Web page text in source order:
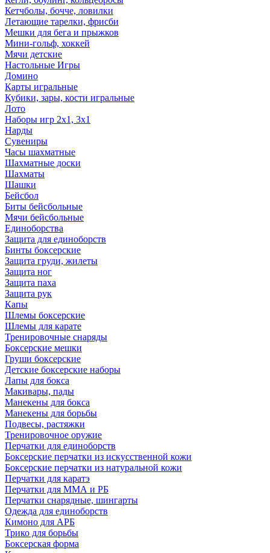
Кетчболы, бочче, ловилки
Летающие тарелки, фрисби
Мешки для бега и прыжков
Мини-гольф, хоккей
Мячи детские
Настольные Игры
Домино
Карты игральные
Кубики, зары, кости игральные
Лото
Наборы игр 2х1, 3х1
Нарды
Сувениры
Часы шахматные
Шахматные доски
Шахматы
Шашки
Бейсбол
Биты бейсбольные
Мячи бейсбольные
Единоборства
Защита для единоборств
Бинты боксерские
Защита груди, жилеты
Защита ног
Защита паха
Защита рук
Капы
Шлемы боксерские
Шлемы для карате
Тренировочные снаряды
Боксерские мешки
Груши боксерские
Детские боксерские наборы
Лапы для бокса
Макивары, пады
Манекены для бокса
Манекены для борьбы
Подвесы, растяжки
Тренировочное оружие
Перчатки для единоборств
Боксерские перчатки из искусственной кожи
Боксерские перчатки из натуральной кожи
Перчатки для каратэ
Перчатки для ММА и РБ
Перчатки снарядные, шингарты
Одежда для единоборств
Кимоно для АРБ
Трико для борьбы
Боксерская форма